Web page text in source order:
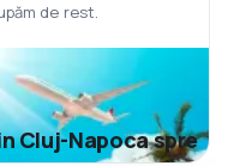
de rest.
Cluj-Napoca spre